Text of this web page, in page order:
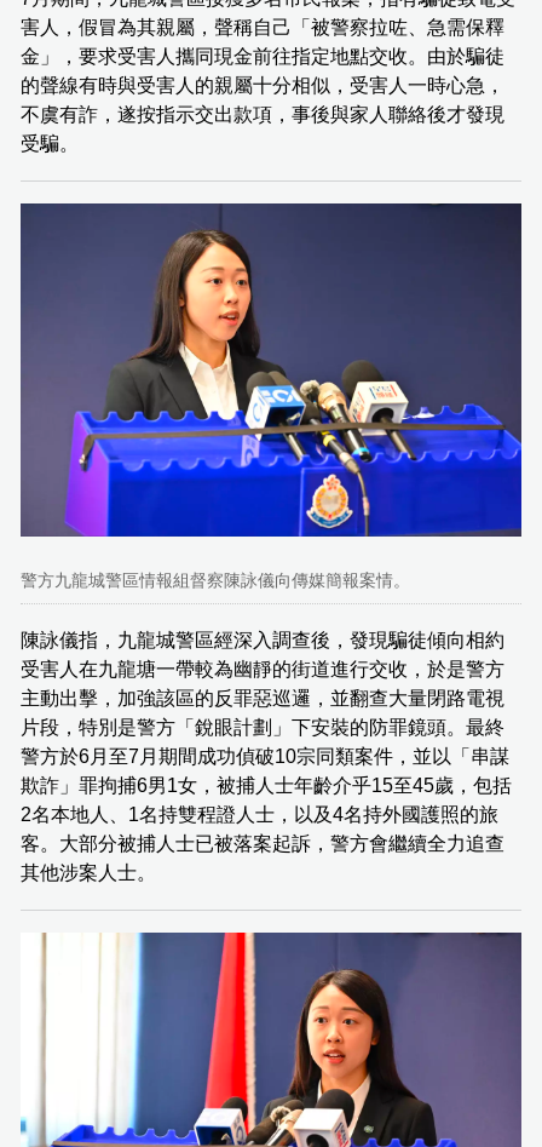
害人，假冒為其親屬，聲稱自己「被警察拉咗、急需保釋
金」，要求受害人攜同現金前往指定地點交收。由於騙徒
的聲線有時與受害人的親屬十分相似，受害人一時心急，
不虞有詐，遂按指示交出款項，事後與家人聯絡後才發現
受騙。
警方九龍城警區情報組督察陳詠儀向傳媒簡報案情。
陳詠儀指，九龍城警區經深入調查後，發現騙徒傾向相約
受害人在九龍塘一帶較為幽靜的街道進行交收，於是警方
主動出擊，加強該區的反罪惡巡邏，並翻查大量閉路電視
片段，特別是警方「銳眼計劃」下安裝的防罪鏡頭。最終
警方於6月至7月期間成功偵破10宗同類案件，並以「串謀
欺詐」罪拘捕6男1女，被捕人士年齡介乎15至45歲，包括
2名本地人、1名持雙程證人士，以及4名持外國護照的旅
客。大部分被捕人士已被落案起訴，警方會繼續全力追查
其他涉案人士。